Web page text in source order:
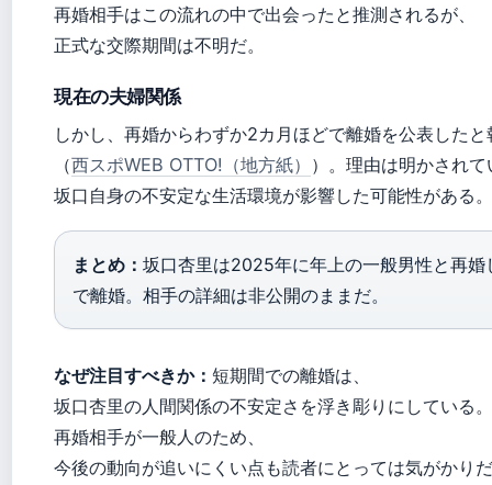
再婚相手はこの流れの中で出会ったと推測されるが、
正式な交際期間は不明だ。
現在の夫婦関係
しかし、再婚からわずか2カ月ほどで離婚を公表した
（西スポWEB OTTO!（地方紙） ）。理由は明かされ
坂口自身の不安定な生活環境が影響した可能性がある。
まとめ： 坂口杏里は2025年に年上の一般男性と再婚
で離婚。相手の詳細は非公開のままだ。
なぜ注目すべきか： 短期間での離婚は、
坂口杏里の人間関係の不安定さを浮き彫りにしている。
再婚相手が一般人のため、
今後の動向が追いにくい点も読者にとっては気がかり